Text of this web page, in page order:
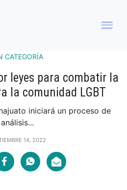
CATEGORÍA
leyes para combatir la
la comunidad LGBT
iniciará un proceso de
análisis...
14, 2022